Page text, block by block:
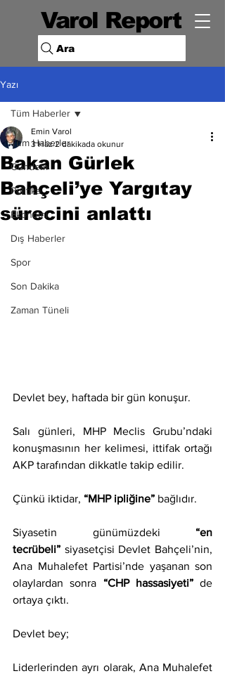
Varol Report
Ara
Yazı
Tüm Haberler
Gündem
Politika
Ekonomi
Dış Haberler
Spor
Son Dakika
Zaman Tüneli
Tüm Haberler
Bakan Gürlek
Bahçeli’ye Yargıtay
sürecini anlattı
Emin Varol
3 Haz 2 dakikada okunur
Devlet bey, haftada bir gün konuşur.
Salı günleri, MHP Meclis Grubu’ndaki
konuşmasının her kelimesi, ittifak ortağı
AKP tarafından dikkatle takip edilir.
Çünkü iktidar, “MHP ipliğine” bağlıdır.
Siyasetin günümüzdeki “en
tecrübeli” siyasetçisi Devlet Bahçeli’nin,
Ana Muhalefet Partisi’nde yaşanan son
olaylardan sonra “CHP hassasiyeti” de
ortaya çıktı.
Devlet bey;
Liderlerinden ayrı olarak, Ana Muhalefet